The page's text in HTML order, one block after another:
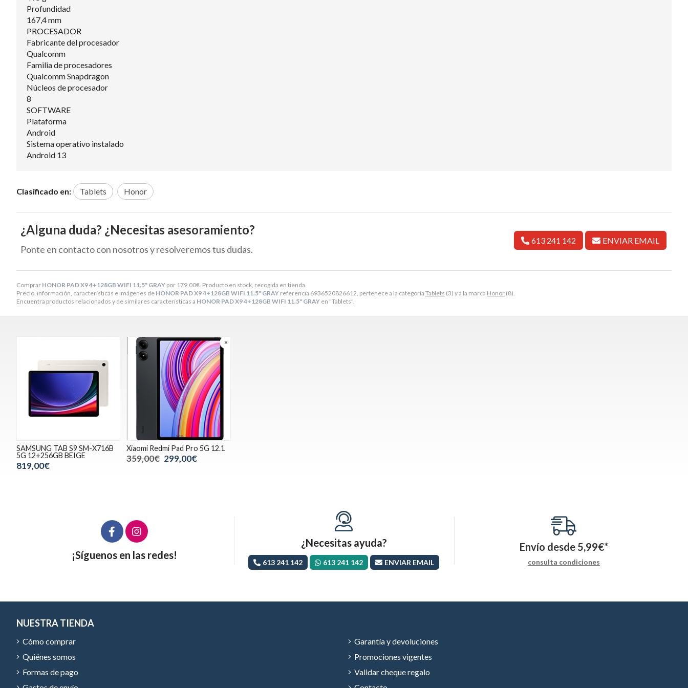
Comprar HONOR PAD X9 4+128GB WIFI 11.5" GRAY por 179,00€. Producto en stock, recogida en tienda.
Precio, información, características e imágenes de HONOR PAD X9 4+128GB WIFI 11.5" GRAY referencia 6936520826612, pertenece a la categoría Tablets (3) y a la marca Honor (8).
Encuentra productos relacionados y de similares características a HONOR PAD X9 4+128GB WIFI 11.5" GRAY en "Tablets".
Profundidad
167,4 mm
PROCESADOR
Fabricante del procesador
Qualcomm
Familia de procesadores
Qualcomm Snapdragon
Núcleos de procesador
8
SOFTWARE
Plataforma
Android
Sistema operativo instalado
Android 13
Clasificado en: Tablets Honor
¿Alguna duda? ¿Necesitas asesoramiento?
Ponte en contacto con nosotros y resolveremos tus dudas.
613 241 142 ENVIAR EMAIL
SAMSUNG TAB S9 SM-X716B
5G 12+256GB BEIGE
819,00€
Xiaomi Redmi Pad Pro 5G 12.1
359,00€ 299,00€
¡Síguenos en las redes!
¿Necesitas ayuda?
613 241 142 613 241 142 ENVIAR EMAIL
Envío desde 5,99€*
consulta condiciones
NUESTRA TIENDA
Cómo comprar
Quiénes somos
Formas de pago
Garantía y devoluciones
Promociones vigentes
Validar cheque regalo